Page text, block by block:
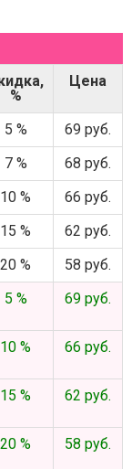
%
Цена
5 %
69 руб.
7 %
68 руб.
10 %
66 руб.
15 %
62 руб.
20 %
58 руб.
5 % 69 руб.
10 % 66 руб.
15 % 62 руб.
20 % 58 руб.